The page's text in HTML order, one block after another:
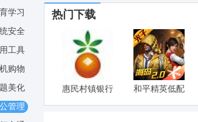
热门下载
惠民村镇银行
网银助手
和平精英低配
版
学习
安全
工具
购物
美化
管理